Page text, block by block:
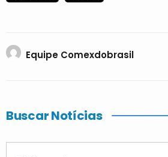
Equipe Comexdobrasil
Buscar Notícias